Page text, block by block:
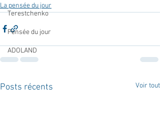
Terestchenko
Pensée du jour
ADOLAND
La pensée du jour
Posts récents Voir tout